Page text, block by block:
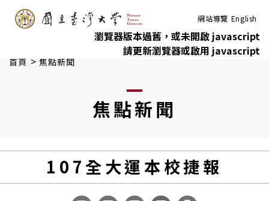
跳到主要內容 網站導覽 English
瀏覽器版本過舊，或未開啟 javascript
請更新瀏覽器或啟用 javascript
首頁 > 焦點新聞
焦點新聞
107全大運本校捷報